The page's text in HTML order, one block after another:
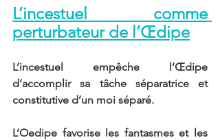
L’incestuel comme
perturbateur de l’Œdipe
L’incestuel empêche l’Œdipe
d’accomplir sa tâche séparatrice et
constitutive d’un moi séparé.
L’Oedipe favorise les fantasmes et les